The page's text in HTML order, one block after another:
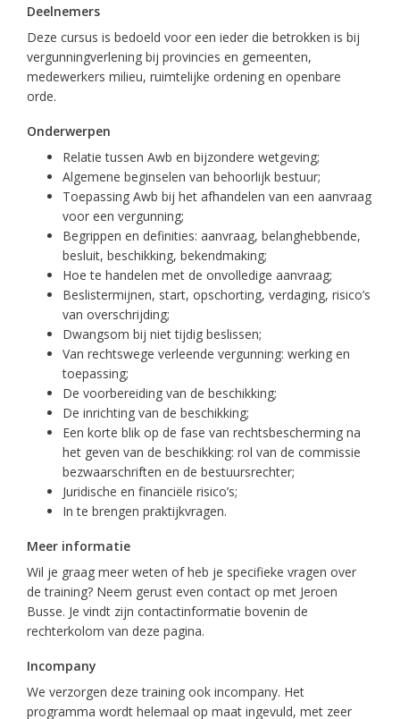
Deelnemers
Deze cursus is bedoeld voor een ieder die betrokken is bij
vergunningverlening bij provincies en gemeenten,
medewerkers milieu, ruimtelijke ordening en openbare
orde.
Onderwerpen
Relatie tussen Awb en bijzondere wetgeving;
Algemene beginselen van behoorlijk bestuur;
Toepassing Awb bij het afhandelen van een aanvraag
voor een vergunning;
Begrippen en definities: aanvraag, belanghebbende,
besluit, beschikking, bekendmaking;
Hoe te handelen met de onvolledige aanvraag;
Beslistermijnen, start, opschorting, verdaging, risico’s
van overschrijding;
Dwangsom bij niet tijdig beslissen;
Van rechtswege verleende vergunning: werking en
toepassing;
De voorbereiding van de beschikking;
De inrichting van de beschikking;
Een korte blik op de fase van rechtsbescherming na
het geven van de beschikking: rol van de commissie
bezwaarschriften en de bestuursrechter;
Juridische en financiële risico’s;
In te brengen praktijkvragen.
Meer informatie
Wil je graag meer weten of heb je specifieke vragen over
de training? Neem gerust even contact op met Jeroen
Busse. Je vindt zijn contactinformatie bovenin de
rechterkolom van deze pagina.
Incompany
We verzorgen deze training ook incompany. Het
programma wordt helemaal op maat ingevuld, met zeer